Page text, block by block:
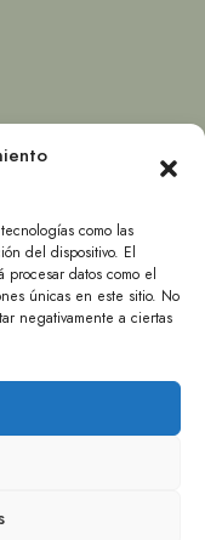
como las
del dispositivo. El
datos como el
únicas en este sitio. No
negativamente a ciertas